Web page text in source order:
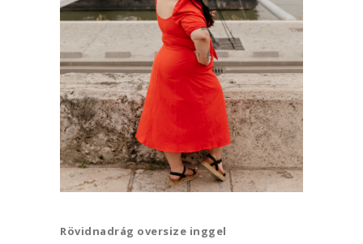
Rövidnadrág oversize inggel